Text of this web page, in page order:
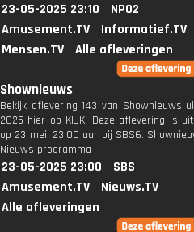
23-05-2025 23:10
NPO2
Amusement.TV
Informatief.TV
Mensen.TV
Alle afleveringen
Shownieuws
Bekijk aflevering 143 van Shownieuws
2025 hier op KIJK. Deze aflevering is
op 23 mei, 23:00 uur bij SBS6.
Nieuws programma
23-05-2025 23:00
SBS
Amusement.TV
Nieuws.TV
Alle afleveringen